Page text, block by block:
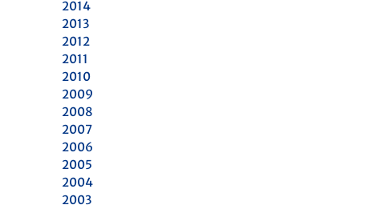
2014
2013
2012
2011
2010
2009
2008
2007
2006
2005
2004
2003